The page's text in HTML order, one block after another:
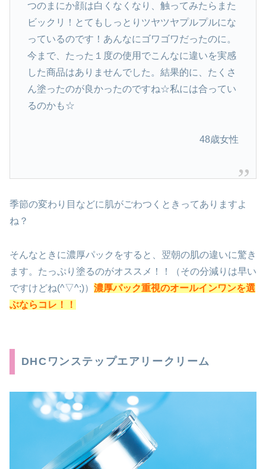
つのまにか顔は白くなくなり、触ってみたらまた
ビックリ！とてもしっとりツヤツヤプルプルにな
っているのです！あんなにゴワゴワだったのに。
今まで、たった１度の使用でこんなに違いを実感
した商品はありませんでした。結果的に、たくさ
ん塗ったのが良かったのですね☆私には合ってい
るのかも☆
48歳女性
季節の変わり目などに肌がごわつくときってありますよ
ね？
そんなときに濃厚パックをすると、翌朝の肌の違いに驚き
ます。たっぷり塗るのがオススメ！！（その分減りは早い
ですけどね(^▽^;)） 濃厚パック重視のオールインワンを選
ぶならコレ！！
DHCワンステップエアリークリーム